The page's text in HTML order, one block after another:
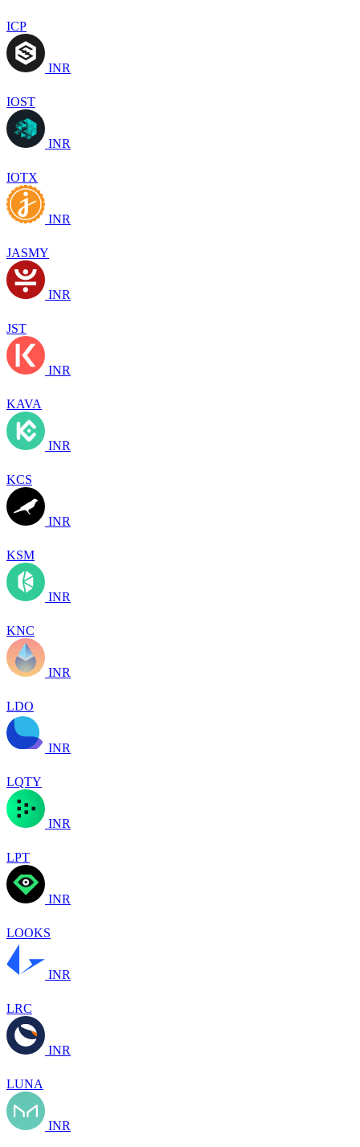
ICP
INR
IOST
INR
IOTX
INR
JASMY
INR
JST
INR
KAVA
INR
KCS
INR
KSM
INR
KNC
INR
LDO
INR
LQTY
INR
LPT
INR
LOOKS
INR
LRC
INR
LUNA
INR